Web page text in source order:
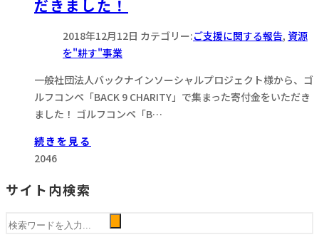
だきました！
2018年12月12日 カテゴリー:ご支援に関する報告, 資源
を"耕す"事業
一般社団法人バックナインソーシャルプロジェクト様から、ゴ
ルフコンペ「BACK 9 CHARITY」で集まった寄付金をいただき
ました！ ゴルフコンペ「B…
続きを見る
2046
サイト内検索